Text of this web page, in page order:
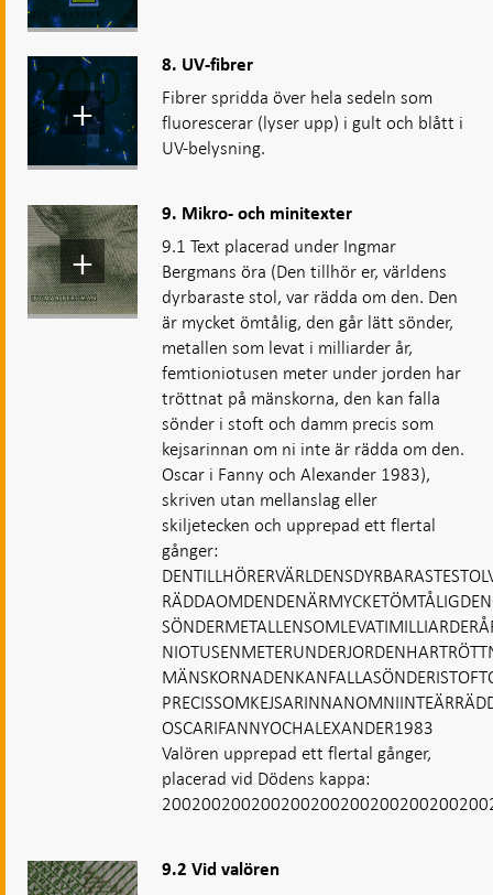
8. UV-fibrer
Fibrer spridda över hela sedeln som
fluorescerar (lyser upp) i gult och blått i
UV-belysning.
9. Mikro- och minitexter
9.1 Text placerad under Ingmar
Bergmans öra (Den tillhör er, världens
dyrbaraste stol, var rädda om den. Den
är mycket ömtålig, den går lätt sönder,
metallen som levat i milliarder år,
femtioniotusen meter under jorden har
tröttnat på mänskorna, den kan falla
sönder i stoft och damm precis som
kejsarinnan om ni inte är rädda om den.
Oscar i Fanny och Alexander 1983),
skriven utan mellanslag eller
skiljetecken och upprepad ett flertal
gånger:
OSCARIFANNYOCHALEXANDER1983
Valören upprepad ett flertal gånger,
placerad vid Dödens kappa:
9.2 Vid valören